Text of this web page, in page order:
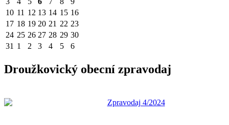
10 11 12 13 14 15 16
17 18 19 20 21 22 23
24 25 26 27 28 29 30
31 1 2 3 4 5 6
Droužkovický obecní zpravodaj